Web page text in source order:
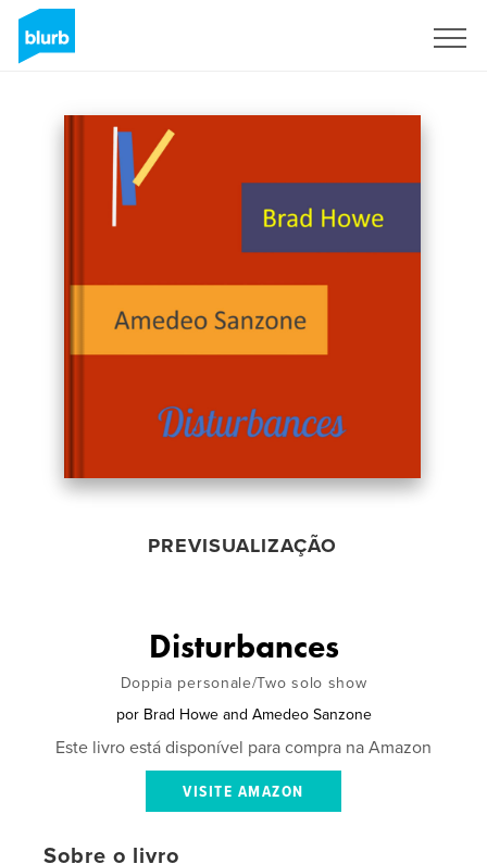
PREVISUALIZAÇÃO
Disturbances
Doppia personale/Two solo show
por Brad Howe and Amedeo Sanzone
Este livro está disponível para compra na Amazon
VISITE AMAZON
Sobre o livro